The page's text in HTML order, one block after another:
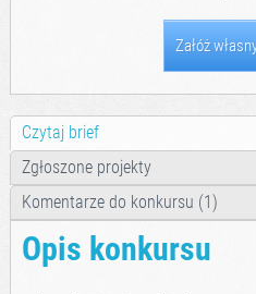
Załóż
Czytaj brief
Zgłoszone projekty
Komentarze do konkursu (1)
Opis konkursu